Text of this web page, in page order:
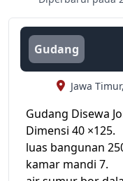
Gudang
Jawa Timur,
Gudang Disewa
Dimensi 40 ×125.
luas bangunan
kamar mandi 7.